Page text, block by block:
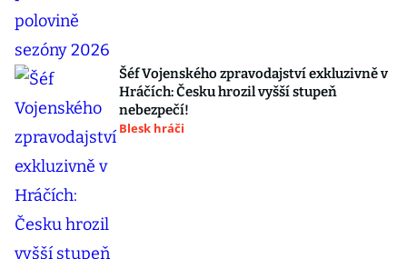
Šéf Vojenského zpravodajství exkluzivně v
Hráčích: Česku hrozil vyšší stupeň
nebezpečí!
Blesk hráči